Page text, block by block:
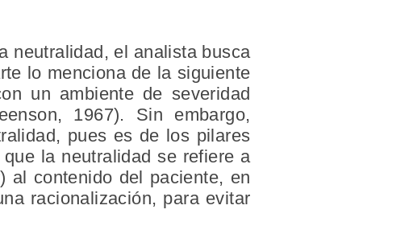
neutralidad, el analista busca
lo menciona de la siguiente
un ambiente de severidad
1967). Sin embargo,
pues es de los pilares
la neutralidad se refiere a
al contenido del paciente, en
racionalización, para evitar